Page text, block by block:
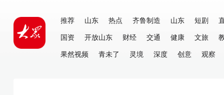
推荐 山东 热点 齐鲁制造 山东 短剧
国资
开放山东 财经 交通 健康 文旅
果然视频
青未了 灵境 深度 创意 观察